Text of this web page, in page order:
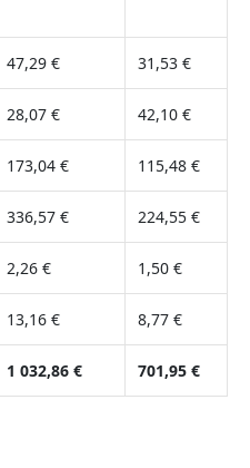
47,29 € 31,53 €
28,07 € 42,10 €
173,04 € 115,48 €
336,57 € 224,55 €
2,26 € 1,50 €
13,16 € 8,77 €
1 032,86 € 701,95 €